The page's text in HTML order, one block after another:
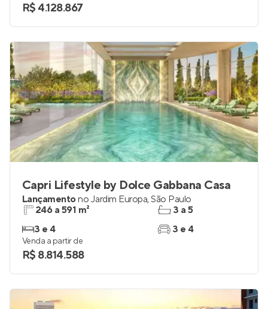
R$ 4.128.867
Capri Lifestyle by Dolce Gabbana Casa
Lançamentono Jardim Europa,São Paulo
246 a 591 m²
3 e 4
3 a 5
3 e 4
Venda a partir de
R$ 8.814.588